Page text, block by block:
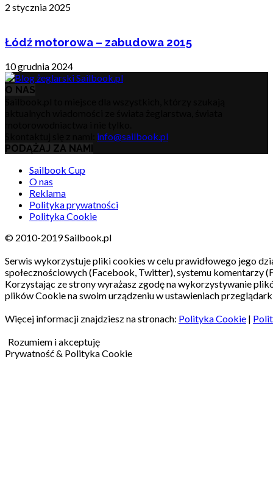
2 stycznia 2025
Łódź motorowa – zabudowa 2015
10 grudnia 2024
O NAS
info@sailbook.pl
PODĄŻAJ ZA NAMI
Sailbook Cup
O nas
Reklama
Polityka prywatności
Polityka Cookie
© 2010-2019 Sailbook.pl
Serwis wykorzystuje pliki cookies w celu prawidłowego jego
społecznościowych (Facebook, Twitter), systemu komentarzy
Korzystając ze strony wyrażasz zgodę na wykorzystywanie
plików Cookie na swoim urządzeniu w ustawieniach
Więcej informacji znajdziesz na stronach: Polityka Cookie |
Rozumiem i akceptuję
Prywatność & Polityka Cookie